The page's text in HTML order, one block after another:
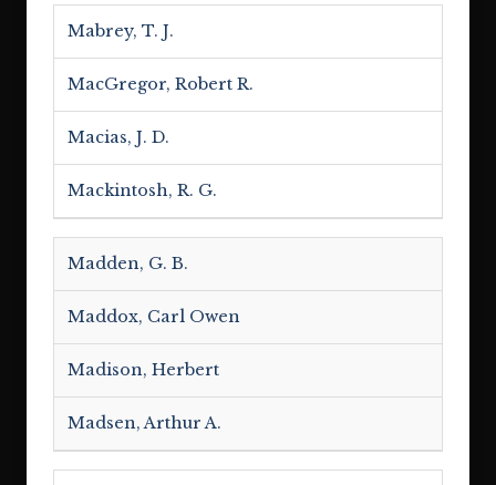
Mabrey, T. J.
MacGregor, Robert R.
Macias, J. D.
Mackintosh, R. G.
Madden, G. B.
Maddox, Carl Owen
Madison, Herbert
Madsen, Arthur A.